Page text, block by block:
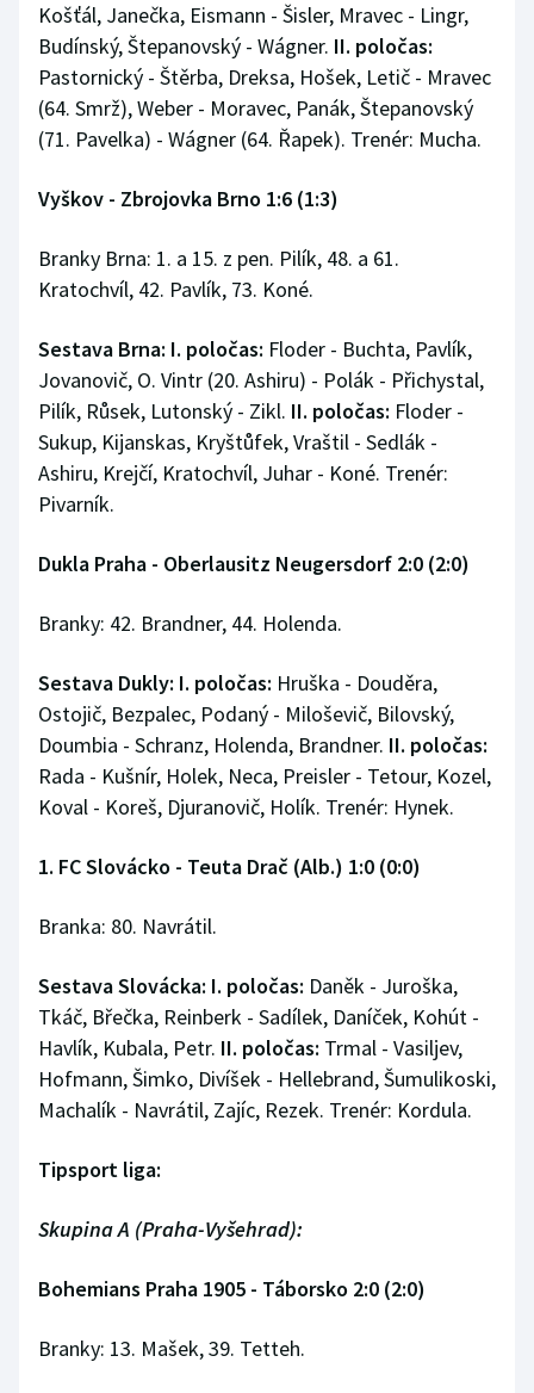
Košťál, Janečka, Eismann - Šisler, Mravec - Lingr,
Budínský, Štepanovský - Wágner. II. poločas:
Pastornický - Štěrba, Dreksa, Hošek, Letič - Mravec
(64. Smrž), Weber - Moravec, Panák, Štepanovský
(71. Pavelka) - Wágner (64. Řapek). Trenér: Mucha.
Vyškov - Zbrojovka Brno 1:6 (1:3)
Branky Brna: 1. a 15. z pen. Pilík, 48. a 61.
Kratochvíl, 42. Pavlík, 73. Koné.
Sestava Brna: I. poločas: Floder - Buchta, Pavlík,
Jovanovič, O. Vintr (20. Ashiru) - Polák - Přichystal,
Pilík, Růsek, Lutonský - Zikl. II. poločas: Floder -
Sukup, Kijanskas, Kryštůfek, Vraštil - Sedlák -
Ashiru, Krejčí, Kratochvíl, Juhar - Koné. Trenér:
Pivarník.
Dukla Praha - Oberlausitz Neugersdorf 2:0 (2:0)
Branky: 42. Brandner, 44. Holenda.
Sestava Dukly: I. poločas: Hruška - Douděra,
Ostojič, Bezpalec, Podaný - Miloševič, Bilovský,
Doumbia - Schranz, Holenda, Brandner. II. poločas:
Rada - Kušnír, Holek, Neca, Preisler - Tetour, Kozel,
Koval - Koreš, Djuranovič, Holík. Trenér: Hynek.
1. FC Slovácko - Teuta Drač (Alb.) 1:0 (0:0)
Branka: 80. Navrátil.
Sestava Slovácka: I. poločas: Daněk - Juroška,
Tkáč, Břečka, Reinberk - Sadílek, Daníček, Kohút -
Havlík, Kubala, Petr. II. poločas: Trmal - Vasiljev,
Hofmann, Šimko, Divíšek - Hellebrand, Šumulikoski,
Machalík - Navrátil, Zajíc, Rezek. Trenér: Kordula.
Tipsport liga:
Skupina A (Praha-Vyšehrad):
Bohemians Praha 1905 - Táborsko 2:0 (2:0)
Branky: 13. Mašek, 39. Tetteh.